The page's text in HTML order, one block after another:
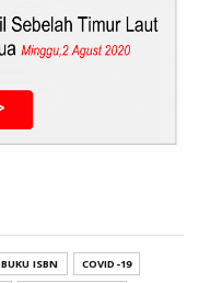
BUKU ISBN
COVID-19